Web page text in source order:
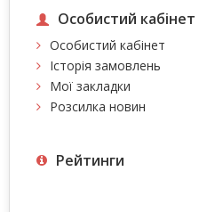
Особистий кабінет
Особистий кабінет
Історія замовлень
Мої закладки
Розсилка новин
Рейтинги